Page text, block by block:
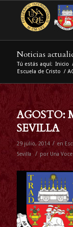
Noticias
Tú estás aquí: Inicio
Escuela de Cristo /
AGOSTO:
SEVILLA
29 julio, 2014 / en
Sevilla
/ por Una